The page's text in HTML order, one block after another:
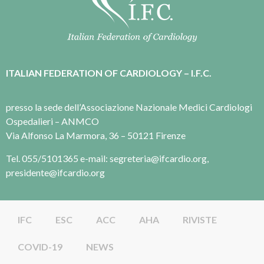
ITALIAN FEDERATION OF CARDIOLOGY – I.F.C.
presso la sede dell’Associazione Nazionale Medici Cardiologi
Ospedalieri – ANMCO
Via Alfonso La Marmora, 36 – 50121 Firenze
Tel. 055/5101365 e-mail: segreteria@ifcardio.org,
presidente@ifcardio.org
IFC ESC ACC AHA RIVISTE
COVID-19 NEWS